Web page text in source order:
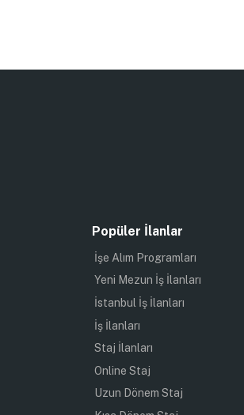
Popüler İlanlar
İşe Alım Programları
Yeni Mezun İş İlanları
İstanbul İş İlanları
İş İlanları
Staj İlanları
Online Staj
Uzun Dönem Staj